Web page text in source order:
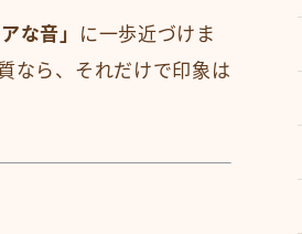
な音」
に一歩近づけま
なら、それだけで印象は